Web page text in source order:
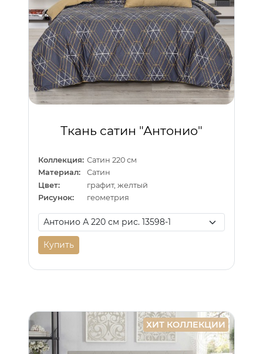
Ткань сатин "Антонио"
Коллекция: Сатин 220 см
Материал:
Сатин
Цвет:
графит, желтый
Рисунок:
геометрия
Купить
ХИТ КОЛЛЕКЦИИ